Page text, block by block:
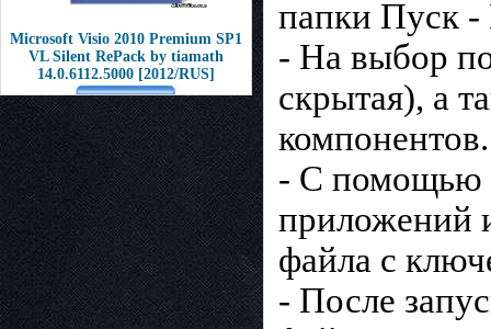
Microsoft Visio 2010 Premium SP1
VL Silent RePack by tiamath
14.0.6112.5000 [2012/RUS]
папки Пуск
- На выбор
скрытая), а
компонентов.
- С помощью
приложений
файла с
- После